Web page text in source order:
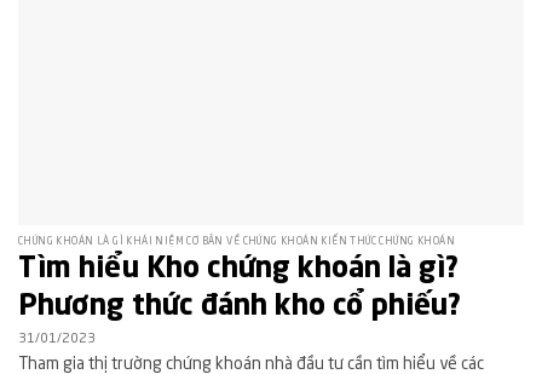
CHỨNG KHOÁN LÀ GÌ KHÁI NIỆM CƠ BẢN VỀ CHỨNG KHOÁN KIẾN THỨC CHỨNG KHOÁN
Tìm hiểu Kho chứng khoán là gì?
Phương thức đánh kho cổ phiếu?
31/01/2023
Tham gia thị trường chứng khoán nhà đầu tư cần tìm hiểu về các